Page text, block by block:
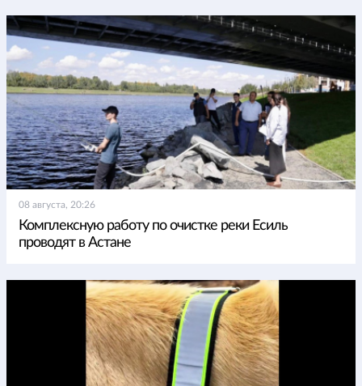
08 августа, 20:26
Комплексную работу по очистке реки Есиль
проводят в Астане